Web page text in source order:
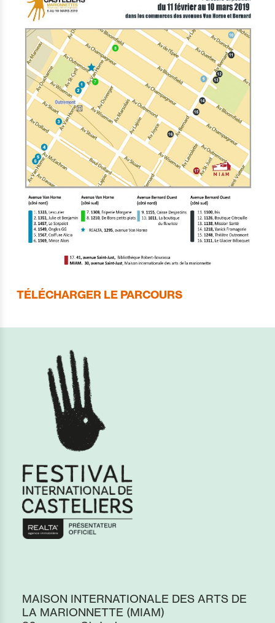
TÉLÉCHARGER LE PARCOURS
MAISON INTERNATIONALE DES ARTS DE
LA MARIONNETTE (MIAM)